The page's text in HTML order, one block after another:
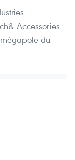
Accessories
du